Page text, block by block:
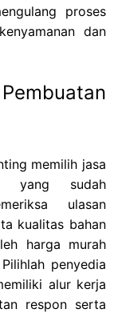
proses
dan
memilih jasa
yang sudah
ulasan
kualitas bahan
harga murah
penyedia
alur kerja
respon serta